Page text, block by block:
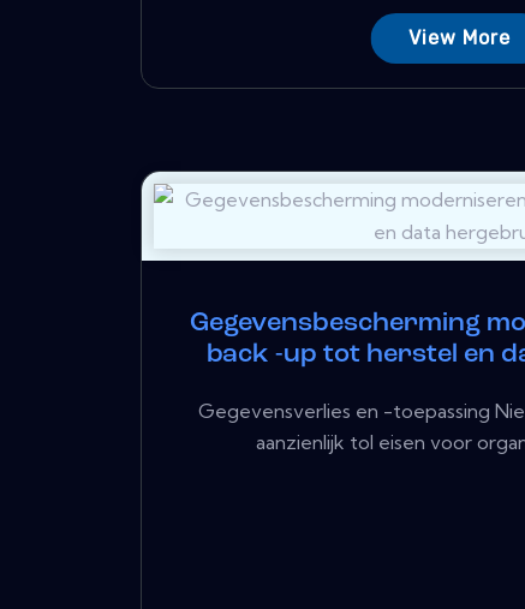
View More
Gegevensbescherming
back -up tot herstel en
Gegevensverlies en -toepassing
aanzienlijk tol eisen voor